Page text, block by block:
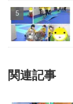
関連記事